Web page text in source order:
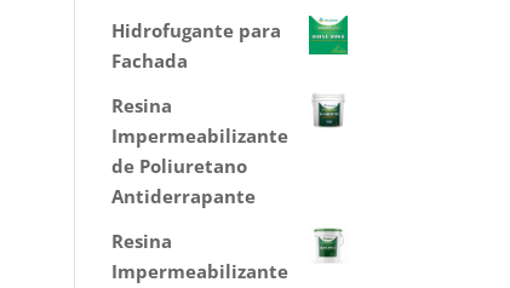
Hidrofugante para
Fachada
Resina
Impermeabilizante
de Poliuretano
Antiderrapante
Resina
Impermeabilizante